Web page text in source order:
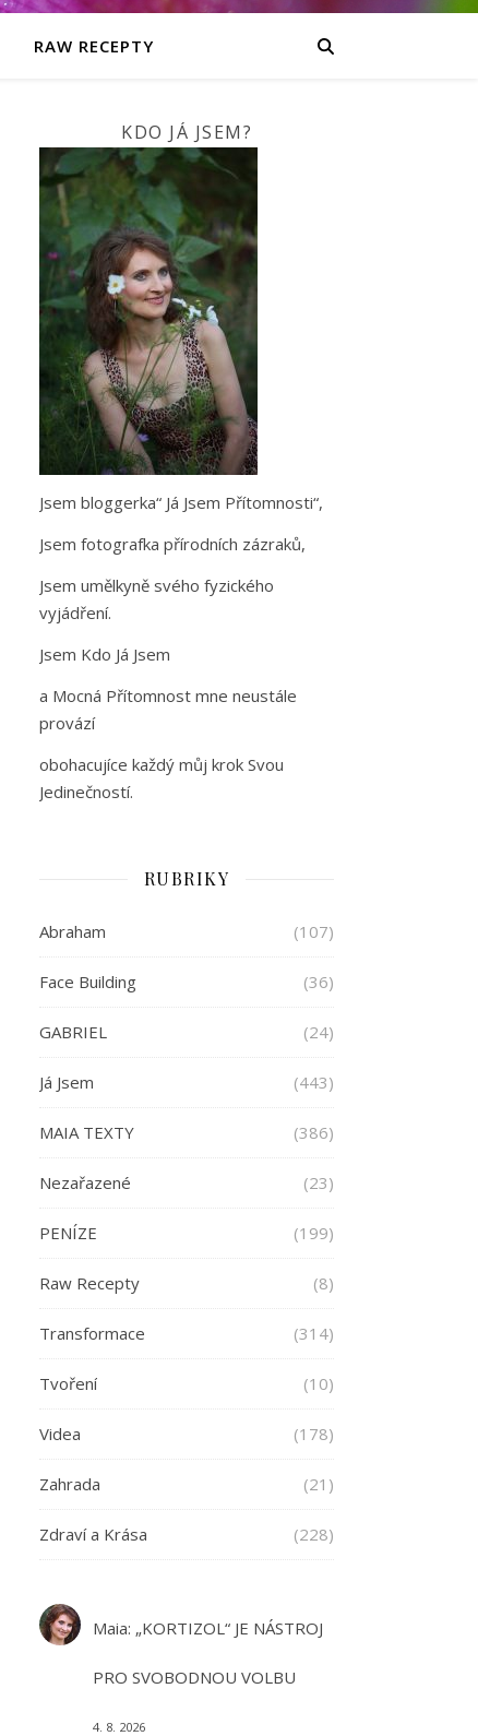
RAW RECEPTY
KDO JÁ JSEM?
Jsem bloggerka“ Já Jsem Přítomnosti“,
Jsem fotografka přírodních zázraků,
Jsem umělkyně svého fyzického
vyjádření.
Jsem Kdo Já Jsem
a Mocná Přítomnost mne neustále
provází
obohacujíce každý můj krok Svou
Jedinečností.
RUBRIKY
Abraham (107)
Face Building (36)
GABRIEL (24)
Já Jsem (443)
MAIA TEXTY (386)
Nezařazené (23)
PENÍZE (199)
Raw Recepty (8)
Transformace (314)
Tvoření (10)
Videa (178)
Zahrada (21)
Zdraví a Krása (228)
Maia: „KORTIZOL“ JE NÁSTROJ
PRO SVOBODNOU VOLBU
4. 8. 2026